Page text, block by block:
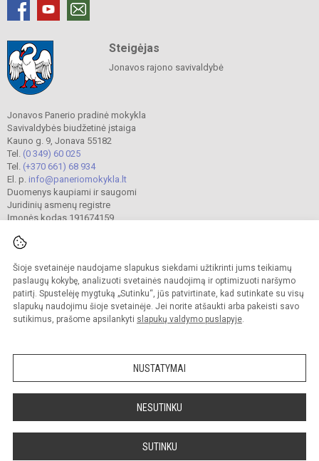
Šioje svetainėje naudojame slapukus siekdami užtikrinti jums teikiamų
paslaugų kokybę, analizuoti svetainės naudojimą ir optimizuoti naršymo
patirtį. Spustelėję mygtuką „Sutinku“, jūs patvirtinate, kad sutinkate su visų
slapukų naudojimu šioje svetainėje. Jei norite atšaukti arba pakeisti savo
sutikimus, prašome apsilankyti slapukų valdymo puslapyje.
NUSTATYMAI
NESUTINKU
SUTINKU
Steigėjas
Jonavos rajono savivaldybė
Jonavos Panerio pradinė mokykla
Savivaldybės biudžetinė įstaiga
Kauno g. 9, Jonava 55182
Tel. (0 349) 60 025
Tel. (+370 661) 68 934
El. p. info@paneriomokykla.lt
Duomenys kaupiami ir saugomi
Juridinių asmenų registre
Įmonės kodas 191674159
© 2023. Jonavos Panerio pradinė mokykla. Visos teisės saugomos.
Kopijuoti turinį be raštiško įstaigos administracijos sutikimo griežtai draudžiama.
Prieinamumo paraiška Slapukų valdymas
Sumanus būdas atnaujinti